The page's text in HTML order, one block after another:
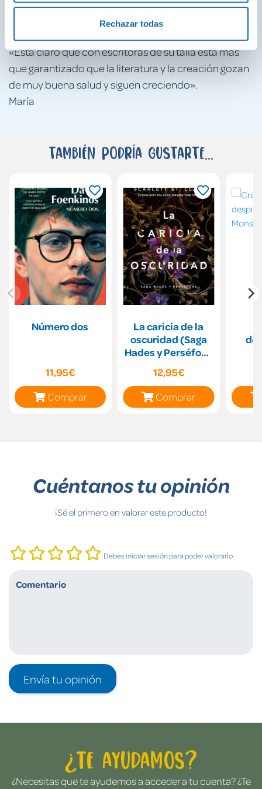
Rechazar todas
denuncia social».
«Está claro que con escritoras de su talla está más
que garantizado que la literatura y la creación gozan
de muy buena salud y siguen creciendo».
María
También podría gustarte...
Número dos
11,95€
Comprar
La caricia de la
oscuridad (Saga
Hades y Perséfone
12,95€
Comprar
Cuéntanos tu opinión
¡Sé el primero en valorar este producto!
Debes iniciar sesión para poder valorarlo
Envía tu opinión
¿Te ayudamos?
¿Necesitas que te ayudemos a acceder a tu cuenta? ¿Te